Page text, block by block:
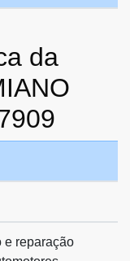
da
e reparação